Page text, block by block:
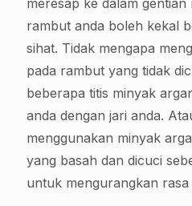
rambut anda boleh kekal
sihat. Tidak mengapa
pada rambut yang tidak
beberapa titis minyak
anda dengan jari anda.
menggunakan minyak
yang basah dan dicuci
untuk mengurangkan rasa